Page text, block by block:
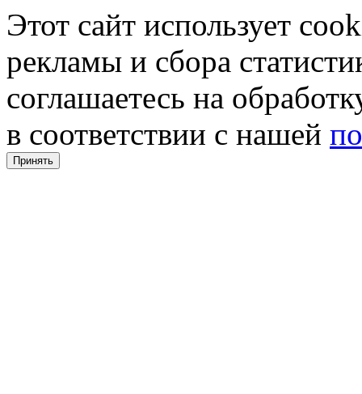
Этот сайт использует
рекламы и сбора
соглашаетесь на
в соответствии с нашей
Принять